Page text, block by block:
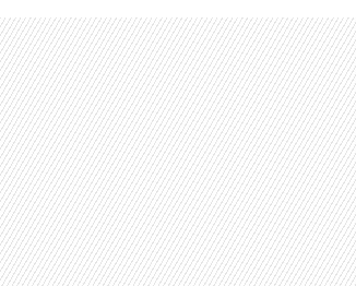
Skip to main content